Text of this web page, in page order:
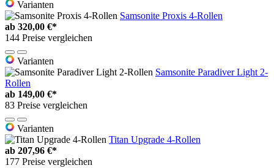
Varianten
Samsonite Proxis 4-Rollen
ab 320,00 €*
144 Preise vergleichen
Varianten
Samsonite Paradiver Light 2-
Rollen
ab 149,00 €*
83 Preise vergleichen
Varianten
Titan Upgrade 4-Rollen
ab 207,96 €*
177 Preise vergleichen